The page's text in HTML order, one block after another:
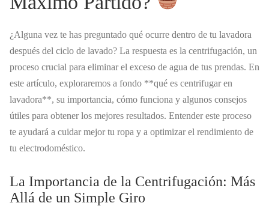
¿Alguna vez te has preguntado qué ocurre dentro de tu lavadora
después del ciclo de lavado? La respuesta es la centrifugación, un
proceso crucial para eliminar el exceso de agua de tus prendas. En
este artículo, exploraremos a fondo **qué es centrifugar en
lavadora**, su importancia, cómo funciona y algunos consejos
útiles para obtener los mejores resultados. Entender este proceso
te ayudará a cuidar mejor tu ropa y a optimizar el rendimiento de
tu electrodoméstico.
La Importancia de la Centrifugación: Más
Allá de un Simple Giro